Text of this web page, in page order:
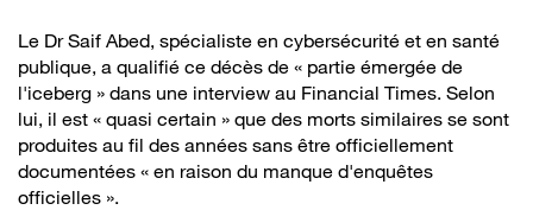
Le Dr Saif Abed, spécialiste en cybersécurité et en santé
publique, a qualifié ce décès de « partie émergée de
l'iceberg » dans une interview au Financial Times. Selon
lui, il est « quasi certain » que des morts similaires se sont
produites au fil des années sans être officiellement
documentées « en raison du manque d'enquêtes
officielles ».